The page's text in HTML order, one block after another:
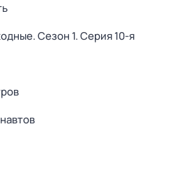
. Сезон 1. Серия 10-я